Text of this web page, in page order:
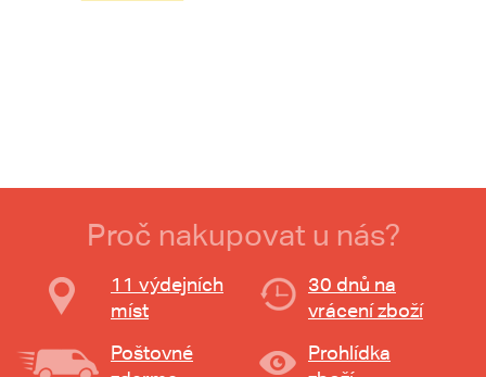
Proč nakupovat u nás?
11 výdejních
míst
30 dnů na
vrácení zboží
Poštovné
Prohlídka